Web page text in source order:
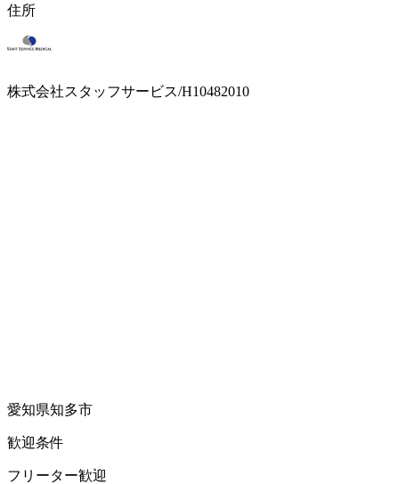
住所
株式会社スタッフサービス/H10482010
愛知県知多市
歓迎条件
フリーター歓迎